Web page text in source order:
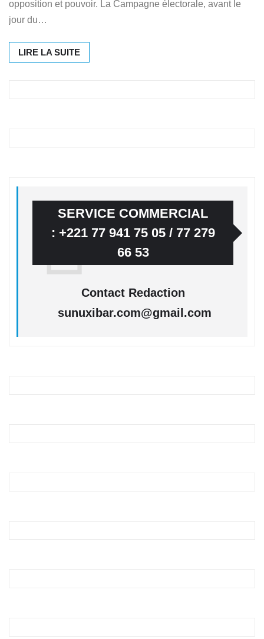
opposition et pouvoir. La Campagne électorale, avant le
jour du…
LIRE LA SUITE
SERVICE COMMERCIAL
: +221 77 941 75 05 / 77 279
66 53
Contact Redaction
sunuxibar.com@gmail.com